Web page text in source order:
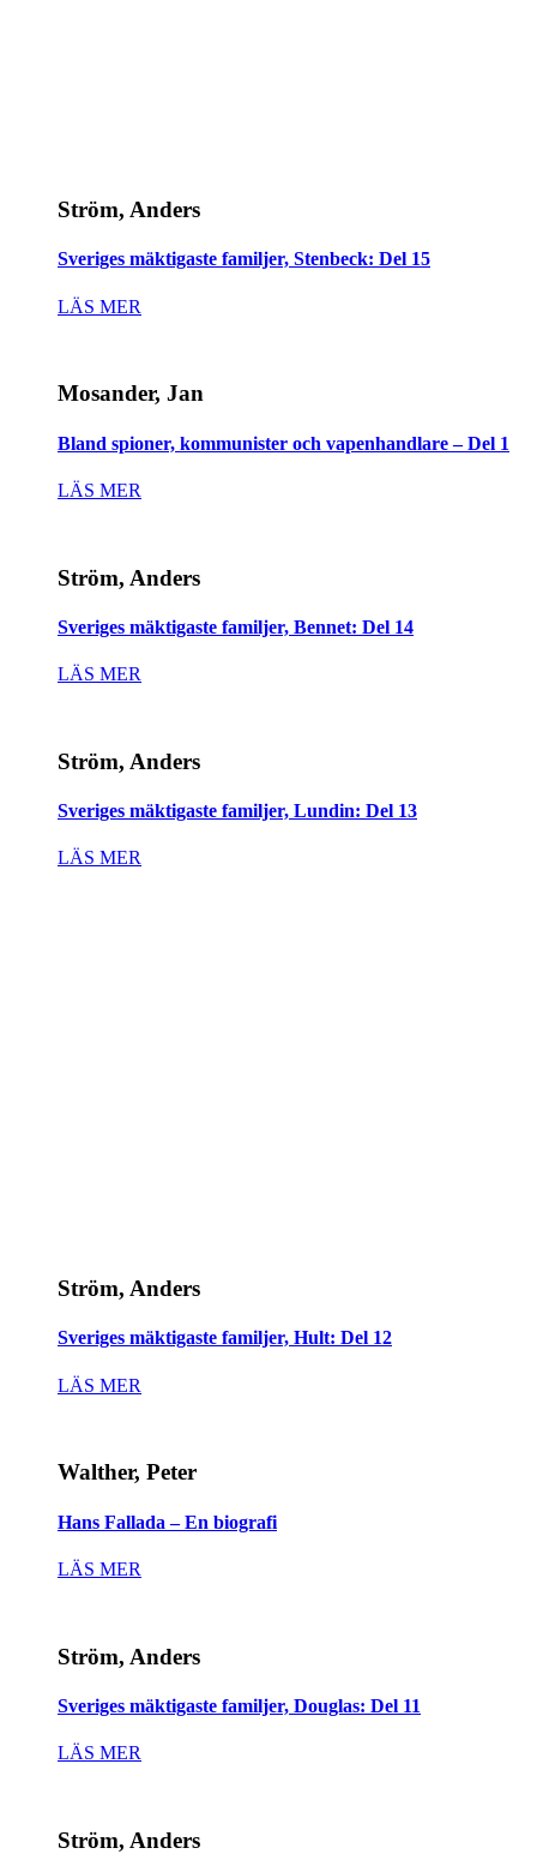
Ström, Anders
Sveriges mäktigaste familjer, Stenbeck: Del 15
LÄS MER
Mosander, Jan
Bland spioner, kommunister och vapenhandlare – Del 1
LÄS MER
Ström, Anders
Sveriges mäktigaste familjer, Bennet: Del 14
LÄS MER
Ström, Anders
Sveriges mäktigaste familjer, Lundin: Del 13
LÄS MER
Ström, Anders
Sveriges mäktigaste familjer, Hult: Del 12
LÄS MER
Walther, Peter
Hans Fallada – En biografi
LÄS MER
Ström, Anders
Sveriges mäktigaste familjer, Douglas: Del 11
LÄS MER
Ström, Anders